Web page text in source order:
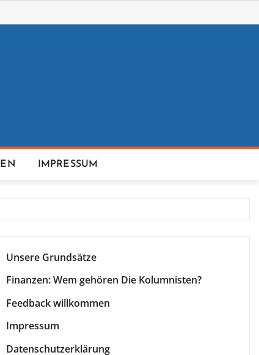
IMPRESSUM
Unsere Grundsätze
Finanzen: Wem gehören Die Kolumnisten?
Feedback willkommen
Impressum
Datenschutzerklärung